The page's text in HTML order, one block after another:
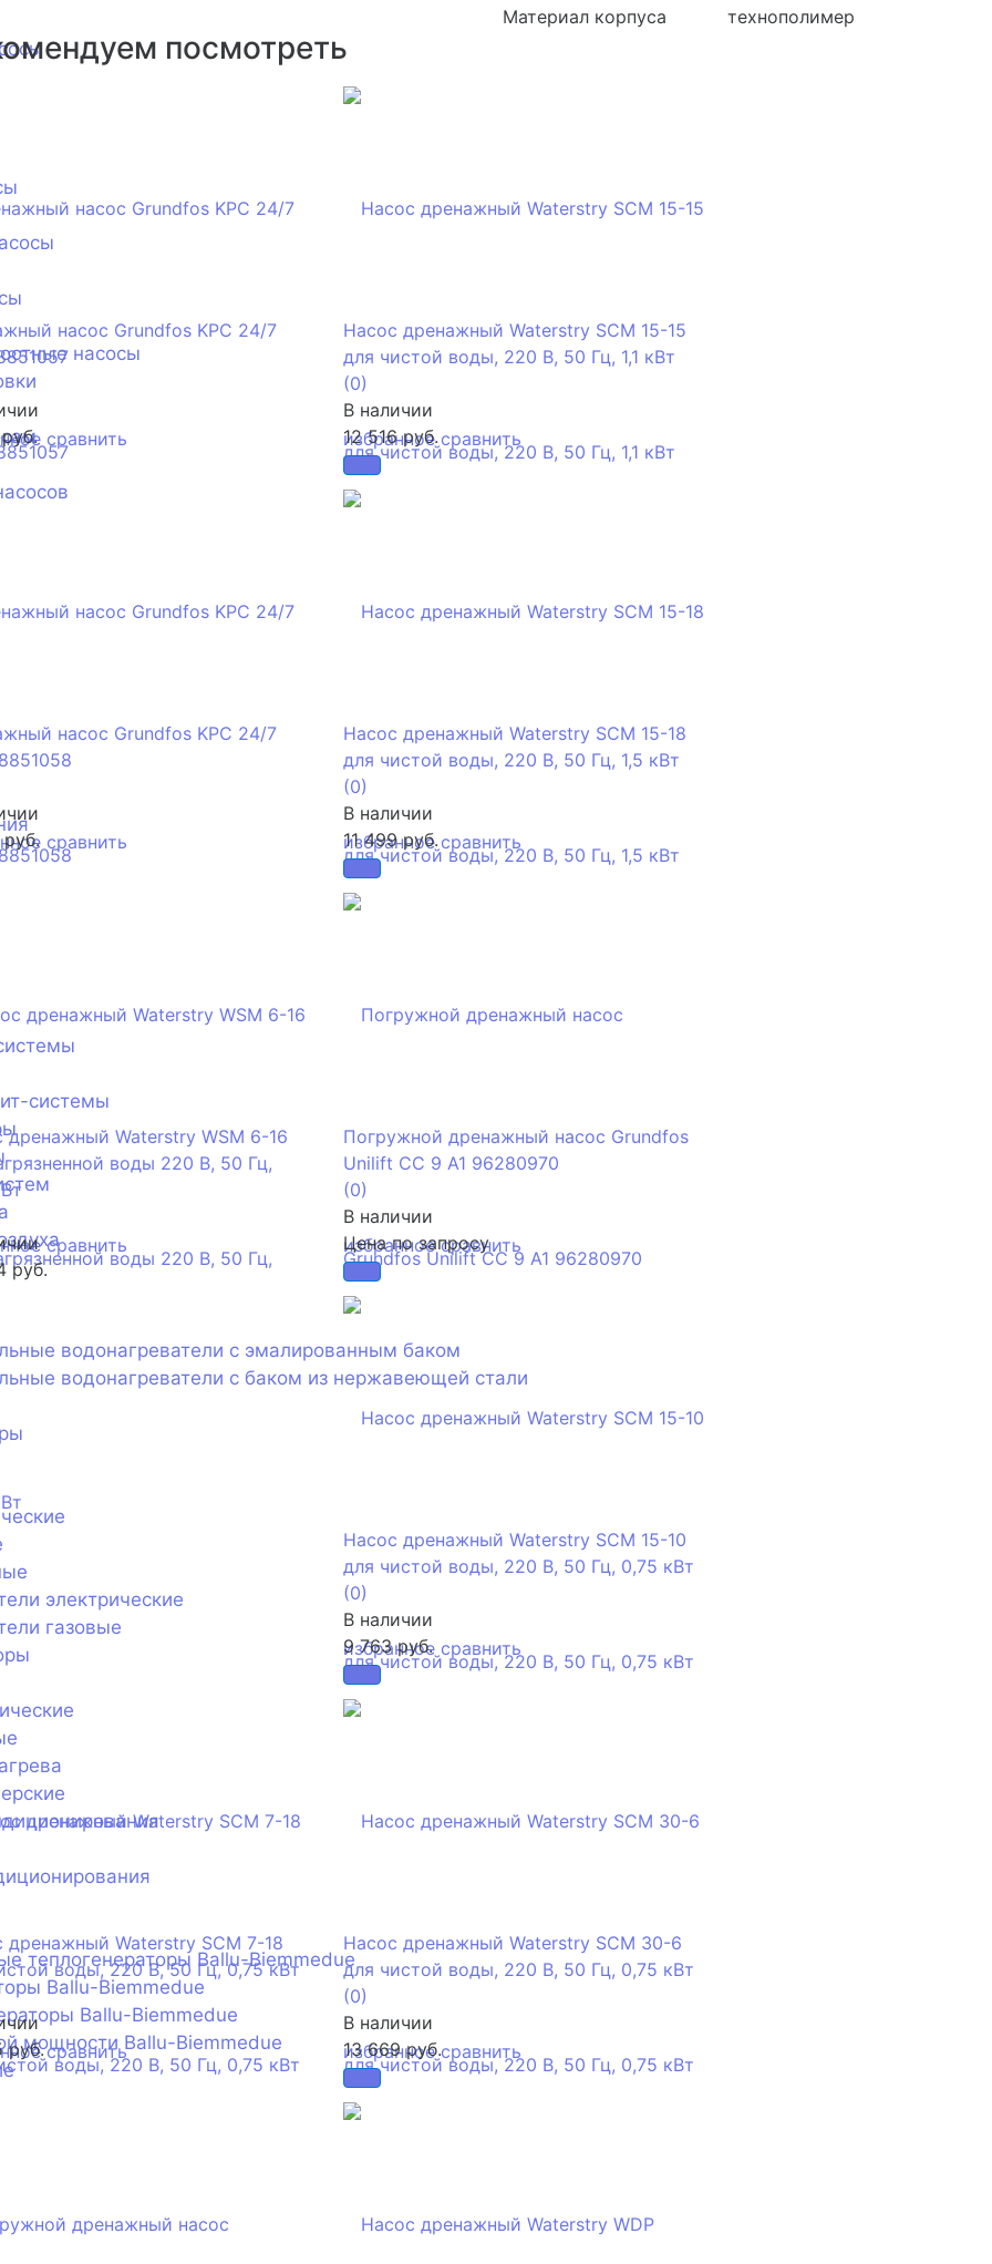
насосы
системы
водонагреватели с эмалированным баком
водонагреватели с баком из нержавеющей стали
электрические
газовые
теплогенераторы Ballu-Biemmedue
Ballu-Biemmedue
Ballu-Biemmedue
мощности Ballu-Biemmedue
Материал корпуса
технополимер
посмотреть
сравнить
насос Grundfos KPC 24/7
избранное сравнить
Насос дренажный Waterstry SCM 15-15
для чистой воды, 220 В, 50 Гц, 1,1 кВт
(0)
В наличии
12 516 руб.
сравнить
насос Grundfos KPC 24/7
избранное сравнить
Насос дренажный Waterstry SCM 15-18
для чистой воды, 220 В, 50 Гц, 1,5 кВт
(0)
В наличии
11 499 руб.
сравнить
дренажный Waterstry WSM 6-16
воды 220 В, 50 Гц,
руб.
избранное сравнить
Погружной дренажный насос Grundfos
Unilift CC 9 A1 96280970
(0)
В наличии
Цена по запросу
избранное сравнить
Насос дренажный Waterstry SCM 15-10
для чистой воды, 220 В, 50 Гц, 0,75 кВт
(0)
В наличии
9 763 руб.
сравнить
дренажный Waterstry SCM 7-18
воды, 220 В, 50 Гц, 0,75 кВт
руб.
избранное сравнить
Насос дренажный Waterstry SCM 30-6
для чистой воды, 220 В, 50 Гц, 0,75 кВт
(0)
В наличии
13 669 руб.